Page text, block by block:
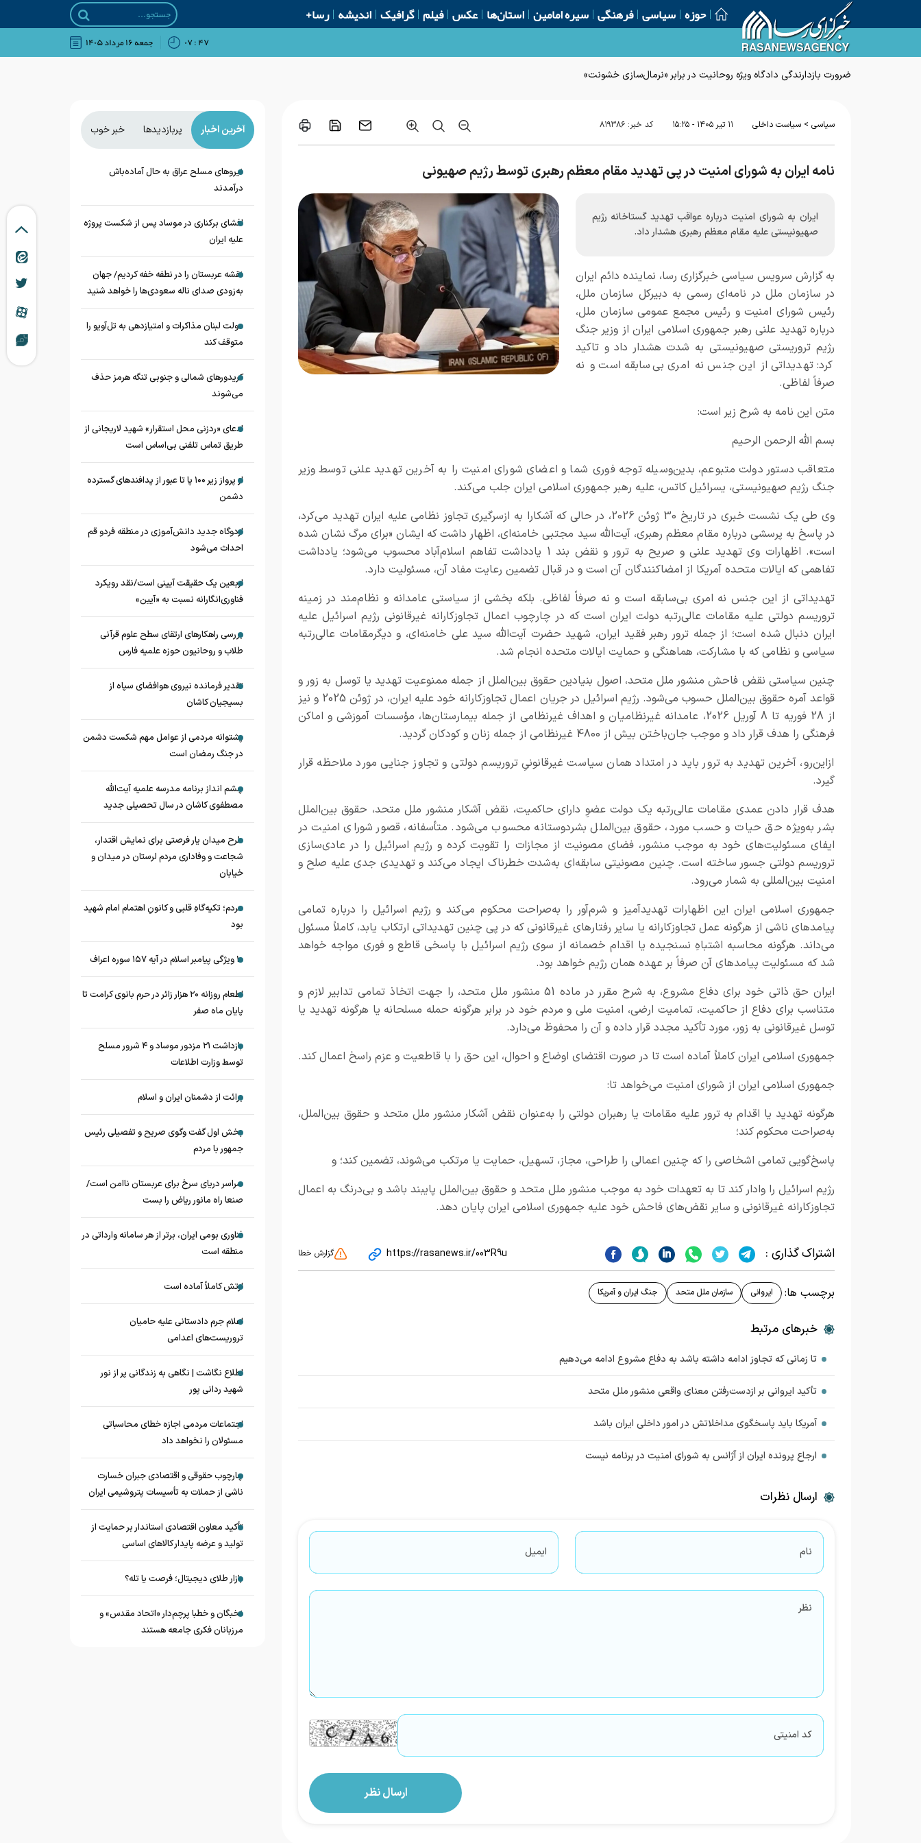
حوزه سیاسی فرهنگی سیره امامین استان‌ها عکس فیلم گرافیک اندیشه رسا+
۴۷ : ۰۷ جمعه ۱۶ مرداد ۱۴۰۵
ضرورت بازدارندگی دادگاه ویژه روحانیت در برابر «نرمال‌سازی خشونت»
سیاسی > سیاست داخلی ۱۱ تير ۱۴۰۵ - ۱۵:۲۵ کد خبر: ۸۱۹۳۸۶
نامه ایران به شورای امنیت در پی تهدید مقام معظم رهبری توسط رژیم صهیونی
ایران به شورای امنیت درباره عواقب تهدید گستاخانه رژیم
صهیونیستی علیه مقام معظم رهبری هشدار داد.
به گزارش سرویس سیاسی خبرگزاری رسا، نماینده دائم ایران
در سازمان ملل در نامه‌ای رسمی به دبیرکل سازمان ملل،
رئیس شورای امنیت و رئیس مجمع عمومی سازمان ملل،
درباره تهدید علنی رهبر جمهوری اسلامی ایران از وزیر جنگ
رژیم تروریستی صهیونیستی به شدت هشدار داد و تاکید
کرد: تهدیداتی از این جنس نه امری بی‌سابقه است و نه
صرفاً لفاظی.
متن این نامه به شرح زیر است:
بسم الله الرحمن الرحیم
متعاقب دستور دولت متبوعم، بدین‌وسیله توجه فوری شما و اعضای شورای امنیت را به آخرین تهدید علنی توسط وزیر
جنگ رژیم صهیونیستی، یسرائیل کاتس، علیه رهبر جمهوری اسلامی ایران جلب می‌کند.
وی طی یک نشست خبری در تاریخ 30 ژوئن 2026، در حالی که آشکارا به ازسرگیری تجاوز نظامی علیه ایران تهدید می‌کرد،
در پاسخ به پرسشی درباره مقام معظم رهبری، آیت‌الله سید مجتبی خامنه‌ای، اظهار داشت که ایشان «برای مرگ نشان‌ شده
است». اظهارات وی تهدید علنی و صریح به ترور و نقض بند 1 یادداشت تفاهم اسلام‌آباد محسوب می‌شود؛ یادداشت
تفاهمی که ایالات متحده آمریکا از امضاکنندگان آن است و در قبال تضمین رعایت مفاد آن، مسئولیت دارد.
تهدیداتی از این جنس نه امری بی‌سابقه است و نه صرفاً لفاظی. بلکه بخشی از سیاستی عامدانه و نظام‌مند در زمینه
تروریسم دولتی علیه مقامات عالی‌رتبه دولت ایران است که در چارچوب اعمال تجاوزکارانه غیرقانونی رژیم اسرائیل علیه
ایران دنبال شده است؛ از جمله ترور رهبر فقید ایران، شهید حضرت آیت‌الله سید علی خامنه‌ای، و دیگرمقامات عالی‌رتبه
سیاسی و نظامی که با مشارکت، هماهنگی و حمایت ایالات متحده انجام شد.
چنین سیاستی نقض فاحش منشور ملل متحد، اصول بنیادین حقوق بین‌الملل از جمله ممنوعیت تهدید یا توسل به زور و
قواعد آمره حقوق بین‌الملل حسوب می‌شود. رژیم اسرائیل در جریان اعمال تجاوزکارانه خود علیه ایران، در ژوئن 2025 و نیز
از 28 فوریه تا 8 آوریل 2026، عامدانه غیرنظامیان و اهداف غیرنظامی از جمله بیمارستان‌ها، مؤسسات آموزشی و اماکن
فرهنگی را هدف قرار داد و موجب جان‌باختن بیش از 4800 غیرنظامی از جمله زنان و کودکان گردید.
ازاین‌رو، آخرین تهدید به ترور باید در امتداد همان سیاست غیرقانونیِ تروریسم دولتی و تجاوز جنایی مورد ملاحظه قرار
گیرد.
هدف قرار دادن عمدی مقامات عالی‌رتبه یک دولت عضوِ دارای حاکمیت، نقض آشکار منشور ملل متحد، حقوق بین‌الملل
بشر به‌ویژه حق حیات و حسب مورد، حقوق بین‌الملل بشردوستانه محسوب می‌شود. متأسفانه، قصور شورای امنیت در
ایفای مسئولیت‌های خود به موجب منشور، فضای مصونیت از مجازات را تقویت کرده و رژیم اسرائیل را در عادی‌سازی
تروریسم دولتی جسور ساخته است. چنین مصونیتی سابقه‌ای به‌شدت خطرناک ایجاد می‌کند و تهدیدی جدی علیه صلح و
امنیت بین‌المللی به شمار می‌رود.
جمهوری اسلامی ایران این اظهارات تهدیدآمیز و شرم‌آور را به‌صراحت محکوم می‌کند و رژیم اسرائیل را درباره تمامی
پیامدهای ناشی از هرگونه عمل تجاوزکارانه یا سایر رفتارهای غیرقانونی که در پی چنین تهدیداتی ارتکاب یابد، کاملاً مسئول
می‌داند. هرگونه محاسبه اشتباهِ نسنجیده یا اقدام خصمانه از سوی رژیم اسرائیل با پاسخی قاطع و فوری مواجه خواهد
شد که مسئولیت پیامدهای آن صرفاً بر عهده همان رژیم خواهد بود.
ایران حق ذاتی خود برای دفاع مشروع، به شرح مقرر در ماده 51 منشور ملل متحد، را جهت اتخاذ تمامی تدابیر لازم و
متناسب برای دفاع از حاکمیت، تمامیت ارضی، امنیت ملی و مردم خود در برابر هرگونه حمله مسلحانه یا هرگونه تهدید یا
توسل غیرقانونی به زور، مورد تأکید مجدد قرار داده و آن را محفوظ می‌دارد.
جمهوری اسلامی ایران کاملاً آماده است تا در صورت اقتضای اوضاع و احوال، این حق را با قاطعیت و عزم راسخ اعمال کند.
جمهوری اسلامی ایران از شورای امنیت می‌خواهد تا:
هرگونه تهدید یا اقدام به ترور علیه مقامات یا رهبران دولتی را به‌عنوان نقض آشکار منشور ملل متحد و حقوق بین‌الملل،
به‌صراحت محکوم کند؛
پاسخ‌گویی تمامی اشخاصی را که چنین اعمالی را طراحی، مجاز، تسهیل، حمایت یا مرتکب می‌شوند، تضمین کند؛ و
رژیم اسرائیل را وادار کند تا به تعهدات خود به موجب منشور ملل متحد و حقوق بین‌الملل پایبند باشد و بی‌درنگ به اعمال
تجاوزکارانه غیرقانونی و سایر نقض‌های فاحش خود علیه جمهوری اسلامی ایران پایان دهد.
اشتراک گذاری : https://rasanews.ir/003R9u گزارش خطا
برچسب ها: ایروانی سازمان ملل متحد جنگ ایران و آمریکا
خبرهای مرتبط
تا زمانی که تجاوز ادامه داشته باشد به دفاع مشروع ادامه می‌دهیم
تأکید ایروانی بر ازدست‌رفتن معنای واقعی منشور ملل متحد
آمریکا باید پاسخگوی مداخلاتش در امور داخلی ایران باشد
ارجاع پرونده ایران از آژانس به شورای امنیت در برنامه نیست
ارسال نظرات
آخرین اخبار پربازدیدها خبر خوب
نیروهای مسلح عراق به حال آماده‌باش
درآمدند
افشای برکناری در موساد پس از شکست پروژه
علیه ایران
نقشه عربستان را در نطفه خفه کردیم/ جهان
به‌زودی صدای ناله سعودی‌ها را خواهد شنید
دولت لبنان مذاکرات و امتیازدهی به تل‌آویو را
متوقف کند
کریدورهای شمالی و جنوبی تنگه هرمز حذف
می‌شوند
ادعای «ردزنی محل استقرار» شهید لاریجانی از
طریق تماس تلفنی بی‌اساس است
از پرواز زیر ۱۰۰ پا تا عبور از پدافند‌های گسترده
دشمن
اردوگاه جدید دانش‌آموزی در منطقه فردو قم
احداث می‌شود
اربعین یک حقیقت آیینی است/نقد رویکرد
فناوری‌انگارانه نسبت به «آیین»
بررسی راهکارهای ارتقای سطح علوم قرآنی
طلاب و روحانیون حوزه علمیه فارس
تقدیر فرمانده نیروی هوافضای سپاه از
بسیجیان کاشان
پشتوانه مردمی از عوامل مهم شکست دشمن
در جنگ رمضان است
چشم‌ انداز برنامه مدرسه علمیه آیت‌الله
مصطفوی کاشان در سال تحصیلی جدید
طرح میدان یار فرصتی برای نمایش اقتدار،
شجاعت و وفاداری مردم لرستان در میدان و
خیابان
مردم؛ تکیه‌گاهِ قلبی و کانونِ اهتمام امام شهید
بود
۱۰ ویژگی پیامبر اسلام در آیه ۱۵۷ سوره اعراف
اطعام روزانه ۲۰ هزار زائر در حرم بانوی کرامت تا
پایان ماه صفر
بازداشت ۲۱ مزدور موساد و ۴ شرور مسلح
توسط وزارت اطلاعات
برائت از دشمنان ایران و اسلام
بخش اول گفت وگوی صریح و تفصیلی رئیس
جمهور با مردم
سراسر دریای سرخ برای عربستان ناامن است/
صنعا راه مانور ریاض را بست
فناوری بومی ایران، برتر از هر سامانه وارداتی در
منطقه است
ارتش کاملاً آماده است
اعلام جرم دادستانی علیه حامیان
تروریست‌های اعدامی
اطلاع نگاشت | نگاهی به زندگانی پر از نور
شهید ردانی پور
اجتماعات مردمی اجازه خطای محاسباتی
مسئولان را نخواهد داد
چارچوب حقوقی و اقتصادی جبران خسارت
ناشی از حملات به تأسیسات پتروشیمی ایران
تأکید معاون اقتصادی استاندار بر حمایت از
تولید و عرضه پایدار کالاهای اساسی
بازار طلای دیجیتال؛ فرصت یا تله؟
نخبگان و خطبا پرچم‌دار «اتحاد مقدس» و
مرزبانان فکری جامعه هستند